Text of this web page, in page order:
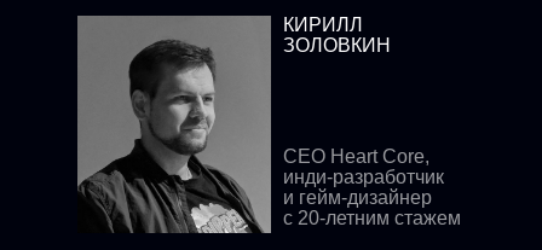
CEO Heart Core,
инди-разработчик
и гейм-дизайнер
с 20-летним стажем
КИРИЛЛ
ЗОЛОВКИН